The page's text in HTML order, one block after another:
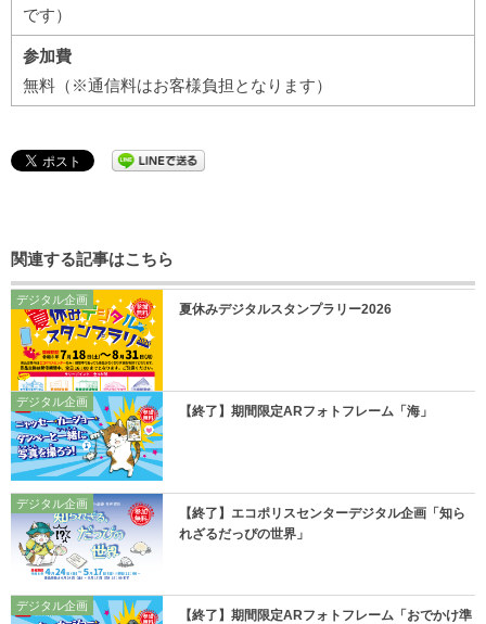
です）
参加費
無料（※通信料はお客様負担となります）
関連する記事はこちら
デジタル企画
夏休みデジタルスタンプラリー2026
デジタル企画
【終了】期間限定ARフォトフレーム「海」
デジタル企画
【終了】エコポリスセンターデジタル企画「知ら
れざるだっぴの世界」
デジタル企画
【終了】期間限定ARフォトフレーム「おでかけ準